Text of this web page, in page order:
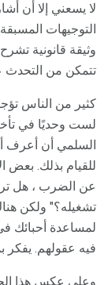
لا يسعني إلا أن
التوجيهات
وثيقة قانونية
تتمكن من
كثير من الناس
لست وحديًا في
السلمي أن أعرف
للقيام بذلك. بعض
عن الضرب ، هل
تشغيله؟" ولكن
لمساعدة أحبائك
فيه عقولهم. يفكر
وعلى عكس هذا